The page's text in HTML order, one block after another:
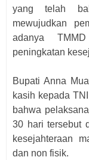
yang telah
mewujudkan
adanya
peningkatan
Bupati Anna
kasih kepada
bahwa
30 hari tersebut
kesejahteraan
dan non fisik.